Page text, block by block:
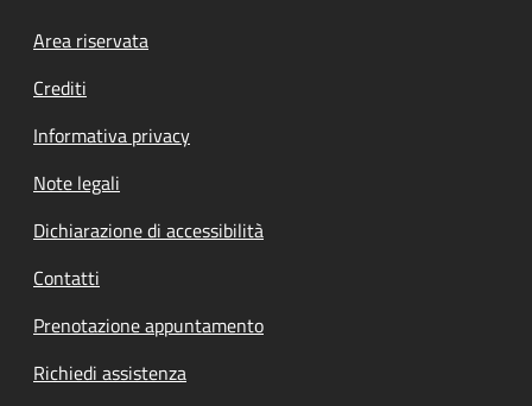
Footer menu
Area riservata
Crediti
Informativa privacy
Note legali
Dichiarazione di accessibilità
Contatti
Prenotazione appuntamento
Richiedi assistenza